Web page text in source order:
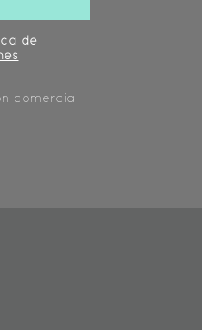
de
comercial